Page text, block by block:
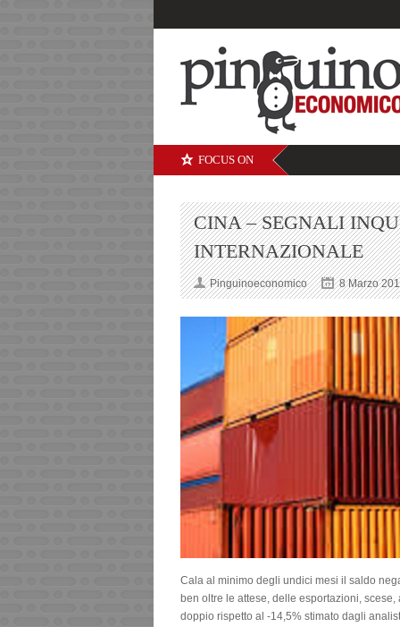
FOCUS ON
CINA – SEGNALI
INTERNAZIONALE
Pinguinoeconomico 8 Marzo
Cala al minimo degli undici mesi il saldo
ben oltre le attese, delle esportazioni,
doppio rispetto al -14,5% stimato dagli